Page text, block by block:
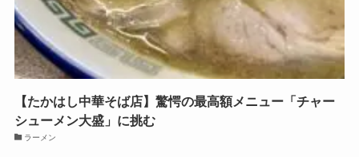
【たかはし中華そば店】驚愕の最高額メニュー「チャー
シューメン大盛」に挑む
ラーメン